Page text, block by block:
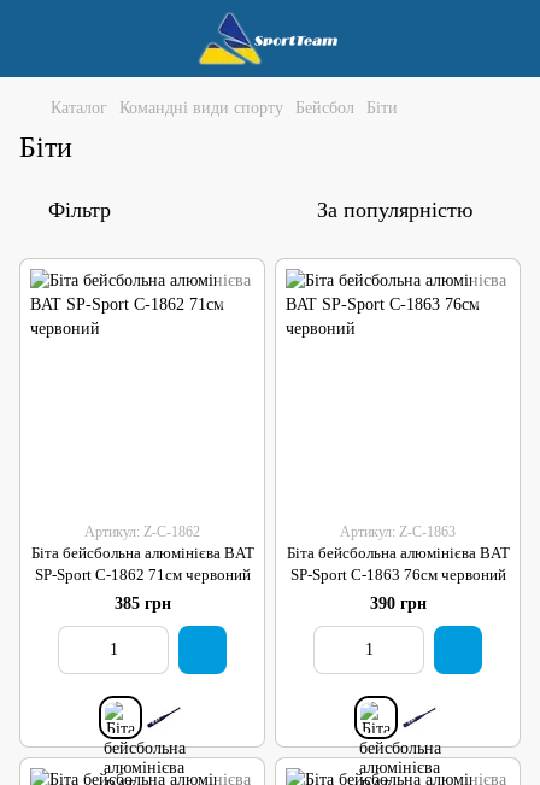
Каталог Командні види спорту Бейсбол Біти
Біти
Фільтр За популярністю
Артикул: Z-C-1862
Біта бейсбольна алюмінієва BAT
SP-Sport C-1862 71см червоний
385 грн
Артикул: Z-C-1863
Біта бейсбольна алюмінієва BAT
SP-Sport C-1863 76см червоний
390 грн